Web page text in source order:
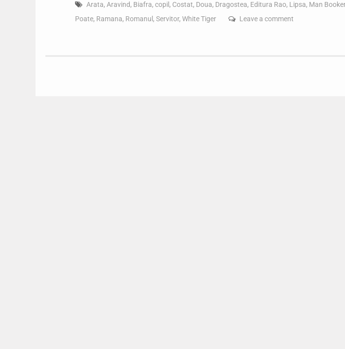
Arata, Aravind, Biafra, copil , Costat, Doua, Dragostea, Editura Rao, Lipsa, Man
Poate, Ramana, Romanul , Servitor, White Tiger Leave a comment